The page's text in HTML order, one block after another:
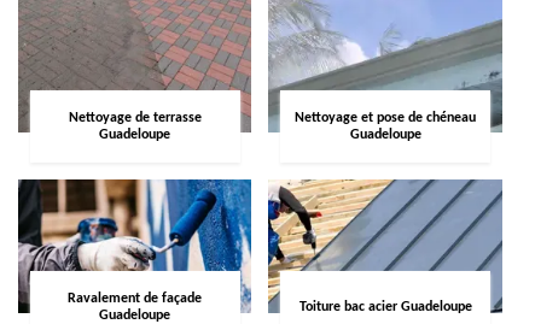
Nettoyage de terrasse
Guadeloupe
Nettoyage et pose de chéneau
Guadeloupe
Ravalement de façade
Guadeloupe
Toiture bac acier Guadeloupe